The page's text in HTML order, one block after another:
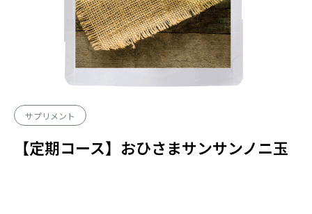
サプリメント
【定期コース】おひさまサンサンノニ玉